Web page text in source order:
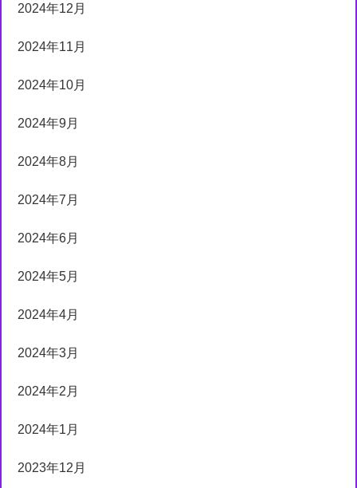
2024年12月
2024年11月
2024年10月
2024年9月
2024年8月
2024年7月
2024年6月
2024年5月
2024年4月
2024年3月
2024年2月
2024年1月
2023年12月